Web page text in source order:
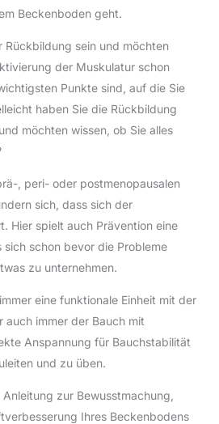
Beckenboden geht.
Rückbildung sein und möchten
der Muskulatur schon
Punkte sind, auf die Sie
haben Sie die Rückbildung
möchten wissen, ob Sie alles
, peri- oder postmenopausalen
sich, dass sich der
Hier spielt auch Prävention eine
schon bevor die Probleme
zu unternehmen.
eine funktionale Einheit mit der
immer der Bauch mit
Anspannung für Bauchstabilität
und zu üben.
zur Bewusstmachung,
Ihres Beckenbodens